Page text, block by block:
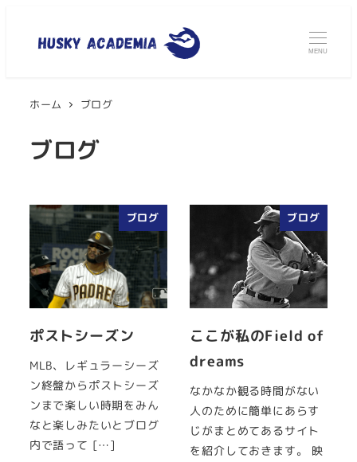
MENU
ホーム ブログ
ブログ
ブログ
ポストシーズン
MLB、レギュラーシーズ
ン終盤からポストシーズ
ンまで楽しい時期をみん
なと楽しみたいとブログ
内で語って […]
ブログ
ここが私のField of
dreams
なかなか観る時間がない
人のために簡単にあらす
じがまとめてあるサイト
を紹介しておきます。 映